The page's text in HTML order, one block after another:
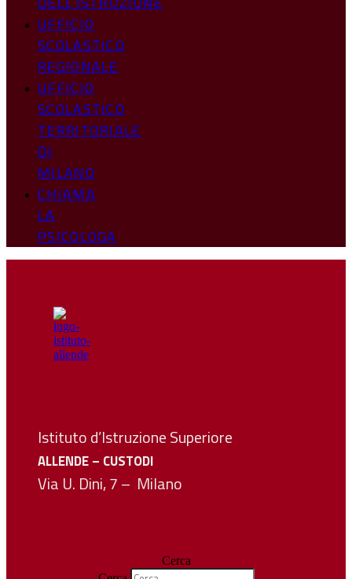
UFFICIO
SCOLASTICO
REGIONALE
UFFICIO
SCOLASTICO
TERRITORIALE
DI
MILANO
CHIAMA
LA
PSICOLOGA
Istituto d’Istruzione Superiore
ALLENDE – CUSTODI
Via U. Dini, 7 – Milano
Cerca